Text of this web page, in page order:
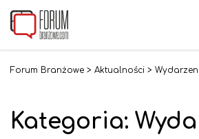
Forum Branżowe > Aktualności >
Kategoria: